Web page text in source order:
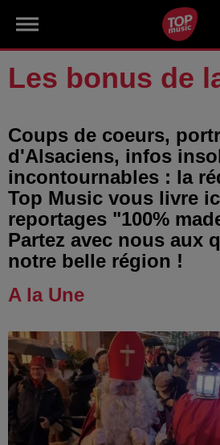
Les bonus de
Coups de coeurs,
d'Alsaciens, infos
incontournables : la
Top Music vous livre
reportages "100%
Partez avec nous aux
notre belle région !
A la Une